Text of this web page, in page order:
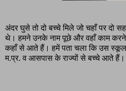
अंदर घुसे तो दो बच्चे मिले जो चहाँ पर दो
थे। हमने उनके नाम पूछे और वहाँ काम करने
कहाँ से आते हैं। हमें पता चला कि उस स्कूल
म.प्र. व आसपास के राज्यों से बच्चे आते हैं।